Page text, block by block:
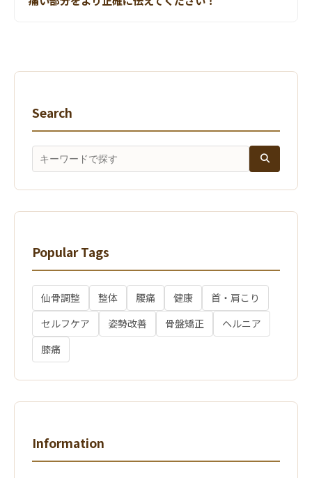
Search
Popular Tags
仙骨調整 整体 腰痛 健康
首・肩こり
セルフケア
姿勢改善 骨盤矯正
ヘルニア
膝痛
Information